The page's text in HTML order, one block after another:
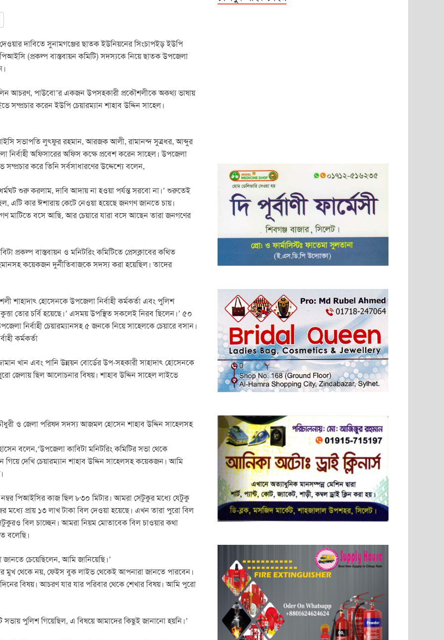
দাবিতে সুনামগঞ্জের ছাতক ইউনিয়নের সিংচাপইড় ইউপি
(প্রকল্প বাস্তবায়ন কমিটি) সদস্যকে নিয়ে ছাতক উপজেলা
আচরণ, পাউবো’র একজন উপসহকারী প্রকৌশলীকে অকথ্য ভাষায়
করেন ইউপি চেয়ারম্যান শাহাব উদ্দিন সাহেল।
সভাপতি লুৎফুর রহমান, আরজক আলী, রামানন্দ সুত্রধর, আব্দুর
অফিসারের অফিস কক্ষে প্রবেশ করেন সাহেল। উপজেলা
করে তিনি সর্বসাধারণের উদ্দেশ্যে বলেন,
শুরু করলাম, দাবি আদায় না হওয়া পর্যন্ত সরবো না।’ শুরুতেই
এটি কার ঈশারায় কেটে নেওয়া হয়েছে জনগণ জানতে চায়।
মাটিতে বসে আছি, আর চেয়ারে যারা বসে আছেন তারা জনগণের
প্রকল্প বাস্তবায়ন ও মনিটরিং কমিটিতে প্রেসক্লাবের কথিত
কয়েকজন দুর্নীতিবাজকে সদস্য করা হয়েছিল। তাদের
শাহাদাৎ হোসেনকে উপজেলা নির্বাহী কর্মকর্তা এবং পুলিশ
তোর চর্বি হয়েছে।’ এসময় উপস্থিত সকলেই নিরব ছিলেন।’ ৫০
নির্বাহী চেয়ারম্যানসহ ৫ জনকে নিয়ে সাহেলকে চেয়ারে বসান।
কর্মকর্তা
খান এবং পানি উন্নয়ন বোর্ডের উপ-সহকারী সাহাদাৎ হোসেনকে
জেলায় ছিল আলোচনার বিষয়। শাহাব উদ্দিন সাহেল লাইভে
ও জেলা পরিষদ সদস্য আজমল হোসেন শাহাব উদ্দিন সাহেলসহ
বলেন,‘উপজেলা কাবিটা মনিটরিং কমিটির সভা থেকে
দেখি চেয়ারম্যান শাহাব উদ্দিন সাহেলসহ কয়েকজন। আমি
পিআইসির কাজ ছিল ৮৩০ মিটার। আমরা সেটুকুর মধ্যে যেটুকু
মধ্যে প্রায় ১৩ লাখ টাকা বিল দেওয়া হয়েছে। এখন তারা পুরো বিল
বিল চাচ্ছেন। আমরা নিয়ম মোতাবেক বিল চাওয়ার কথা
বলেছি।
চেয়েছিলেন, আমি জানিয়েছি।’
মুখ থেকে নয়, ফেইস বুক লাইভ থেকেই আপনারা জানতে পারবেন।
বিষয়। আচরণ যার যার পরিবার থেকে শেখার বিষয়। আমি পুরো
পুলিশ গিয়েছিল, এ বিষয়ে আমাদের কিছুই জানানো হয়নি।’